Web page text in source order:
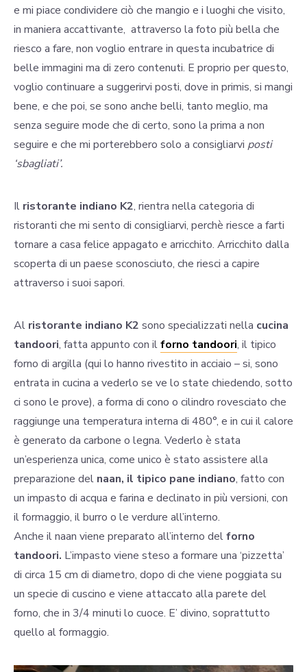
e mi piace condividere ciò che mangio e i luoghi che visito,
in maniera accattivante, attraverso la foto più bella che
riesco a fare, non voglio entrare in questa incubatrice di
belle immagini ma di zero contenuti. E proprio per questo,
voglio continuare a suggerirvi posti, dove in primis, si mangi
bene, e che poi, se sono anche belli, tanto meglio, ma
senza seguire mode che di certo, sono la prima a non
seguire e che mi porterebbero solo a consigliarvi posti
‘sbagliati’.
Il ristorante indiano K2, rientra nella categoria di
ristoranti che mi sento di consigliarvi, perchè riesce a farti
tornare a casa felice appagato e arricchito. Arricchito dalla
scoperta di un paese sconosciuto, che riesci a capire
attraverso i suoi sapori.
Al ristorante indiano K2 sono specializzati nella cucina
tandoori, fatta appunto con ilforno tandoori, il tipico
forno di argilla (qui lo hanno rivestito in acciaio – si, sono
entrata in cucina a vederlo se ve lo state chiedendo, sotto
ci sono le prove), a forma di cono o cilindro rovesciato che
raggiunge una temperatura interna di 480°, e in cui il calore
è generato da carbone o legna. Vederlo è stata
un’esperienza unica, come unico è stato assistere alla
preparazione del naan, il tipico pane indiano, fatto con
un impasto di acqua e farina e declinato in più versioni, con
il formaggio, il burro o le verdure all’interno.
Anche il naan viene preparato all’interno delforno
tandoori. L’impasto viene steso a formare una ‘pizzetta’
di circa 15 cm di diametro, dopo di che viene poggiata su
un specie di cuscino e viene attaccato alla parete del
forno, che in 3/4 minuti lo cuoce. E’ divino, soprattutto
quello al formaggio.